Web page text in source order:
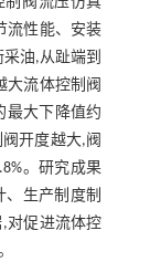
流性能、安装
油,从趾端到
大流体控制阀
最大下降值约
开度越大,阀
。研究成果
、生产制度制
对促进流体控